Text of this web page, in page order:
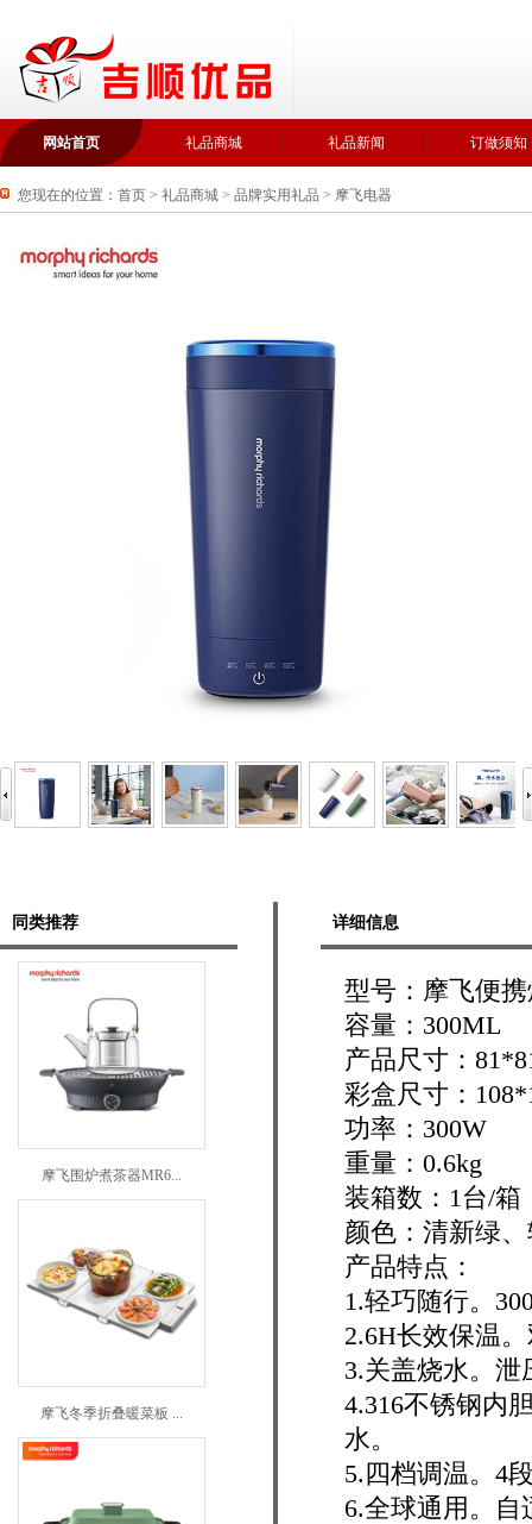
网站首页 礼品商城 礼品新闻 订做须知
您现在的位置： 首页 > 礼品商城 > 品牌实用礼品 > 摩飞电器
同类推荐
摩飞围炉煮茶器MR6...
摩飞冬季折叠暖菜板 ...
详细信息
型号：摩飞便
容量：300ML
产品尺寸：
彩盒尺寸：
功率：300W
重量：0.6kg
装箱数：1台/箱
颜色：清新绿
产品特点：
1.轻巧随行。
2.6H长效保温
3.关盖烧水。
4.316不锈钢内
水。
5.四档调温。4
6.全球通用。自